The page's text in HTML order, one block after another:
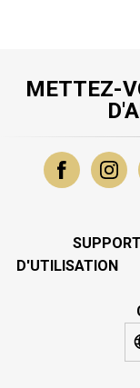
METTEZ-
SUPPORT
D'UTILISATION